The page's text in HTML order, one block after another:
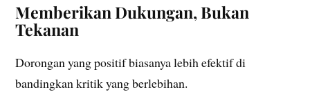
Memberikan Dukungan, Bukan
Tekanan
Dorongan yang positif biasanya lebih efektif di
bandingkan kritik yang berlebihan.